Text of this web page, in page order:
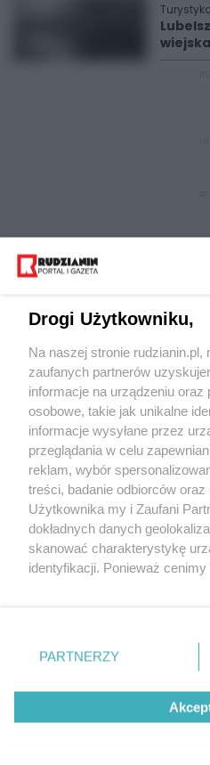
Wydawca mediów lokalnych
Nie zapomnij
zapoznać się z:
polityką prywatności
Twojemiasto
Piekary Śląskie
Chorzów
Tarnowskie Góry
Gliwice
Drogi Użytkowniku,
Na naszej stronie
zaufanych partnerów
informacje na urządzeniu
osobowe, takie jak unikalne
informacje wysyłane przez
przeglądania w celu
reklam, wybór
treści, badanie odbiorców oraz
Użytkownika my i Zaufani
dokładnych danych
skanować charakterystykę
identyfikacji. Ponieważ
prywatności znajdujący się w
. Niektóre rodzaje
zgody użytkownika, ale masz
takiemu przetwarzaniu.
zastosowania tylko na tej
PARTNERZY